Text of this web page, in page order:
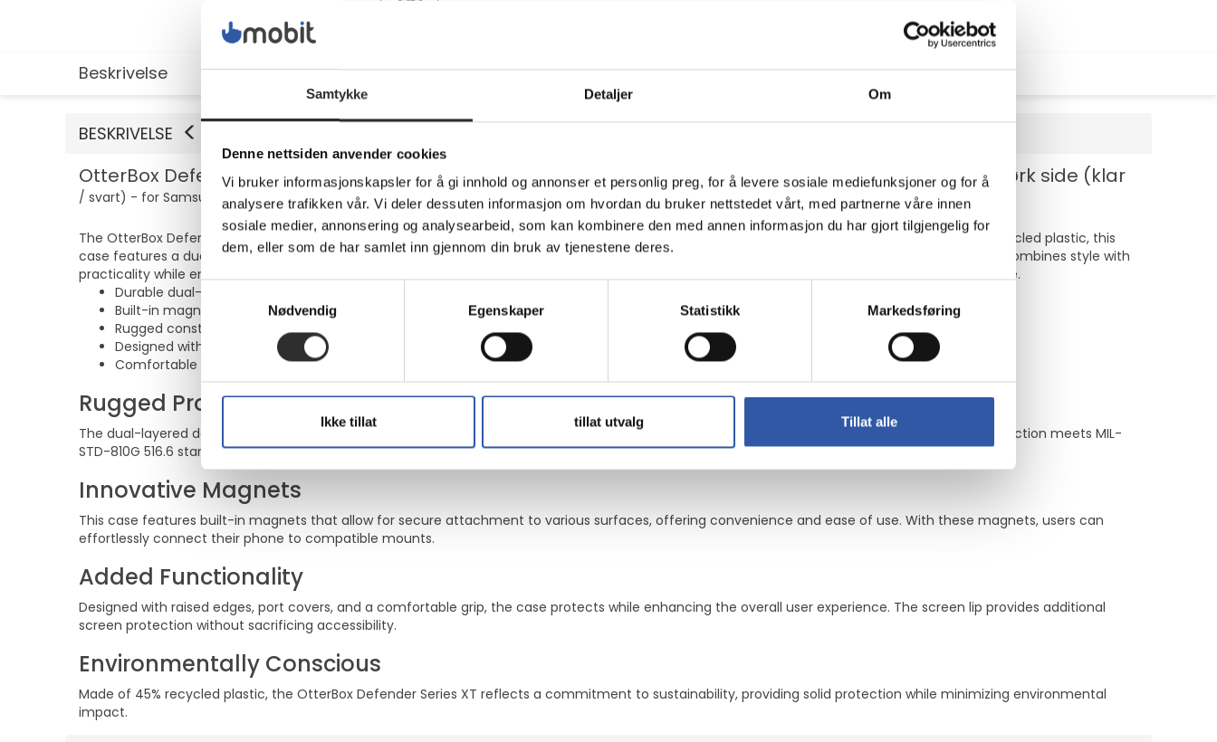
Samtykke Detaljer Om
Denne nettsiden anvender cookies
Vi bruker informasjonskapsler for å gi innhold og annonser et personlig preg, for å levere sosiale mediefunksjoner og for å
analysere trafikken vår. Vi deler dessuten informasjon om hvordan du bruker nettstedet vårt, med partnerne våre innen
sosiale medier, annonsering og analysearbeid, som kan kombinere den med annen informasjon du har gjort tilgjengelig for
dem, eller som de har samlet inn gjennom din bruk av tjenestene deres.
Samtykkevalg
Nødvendig
Egenskaper Statistikk Markedsføring
Ikke tillat tillat utvalg Tillat alle
Beskrivelse Utvidet informasjon Teknisk info
BESKRIVELSE
OtterBox Defender Series XT - Baksidedeksel for mobiltelefon - robust - med magneter - plastikk - mørk side (klar
/ svart) - for Samsung Galaxy S25
The OtterBox Defender Series XT protective cover is designed for cell phone users who prioritize durability and functionality. Constructed from recycled plastic, this
case features a dual-layered design that offers protection against dust, dirt, and drops. With its thin profile, raised edges, and built-in magnets, it combines style with
practicality while ensuring a comfortable grip. The inclusion of port covers and a screen lip enhances the protective capabilities of this rugged case.
Durable dual-layered design for protection
Built-in magnets for secure attachment
Rugged construction with dust and shock absorption
Designed with raised edges and a screen lip for camera and screen protection
Comfortable grip for day-to-day use
Rugged Protection
The dual-layered design of the OtterBox Defender Series XT ensures your cell phone is safeguarded against drops, dirt, and dust. Its rugged construction meets MIL-
STD-810G 516.6 standards, making it a reliable choice for users needing off-road protection.
Innovative Magnets
This case features built-in magnets that allow for secure attachment to various surfaces, offering convenience and ease of use. With these magnets, users can
effortlessly connect their phone to compatible mounts.
Added Functionality
Designed with raised edges, port covers, and a comfortable grip, the case protects while enhancing the overall user experience. The screen lip provides additional
screen protection without sacrificing accessibility.
Environmentally Conscious
Made of 45% recycled plastic, the OtterBox Defender Series XT reflects a commitment to sustainability, providing solid protection while minimizing environmental
impact.